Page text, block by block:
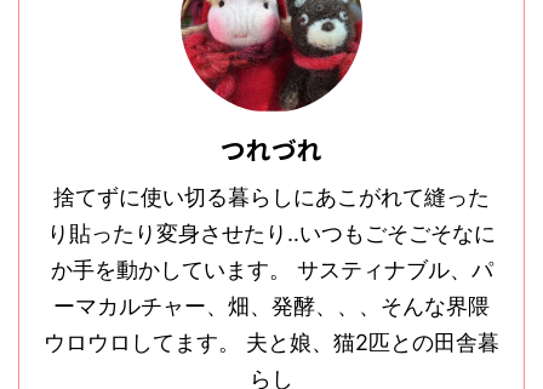
つれづれ
捨てずに使い切る暮らしにあこがれて縫った
り貼ったり変身させたり‥いつもごそごそなに
か手を動かしています。 サスティナブル、パ
ーマカルチャー、畑、発酵、、、そんな界隈
ウロウロしてます。 夫と娘、猫2匹との田舎暮
らし